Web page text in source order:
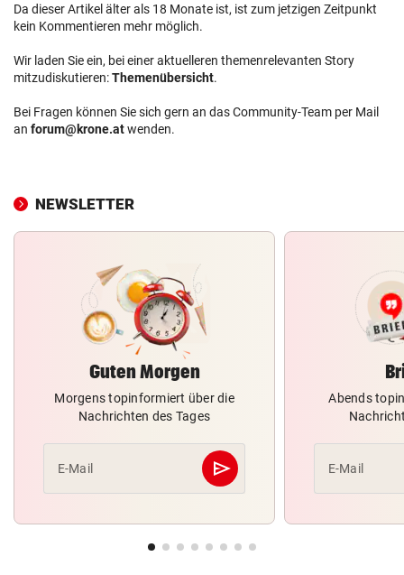
Da dieser Artikel älter als 18 Monate ist, ist zum jetzigen Zeitpunkt
kein Kommentieren mehr möglich.
Wir laden Sie ein, bei einer aktuelleren themenrelevanten Story
mitzudiskutieren:Themenübersicht.
Bei Fragen können Sie sich gern an das Community-Team per Mail
an forum@krone.atwenden.
NEWSLETTER
Guten Morgen
Morgens topinformiert über die
Nachrichten des Tages
E-Mail send
Abschicken
Abends
E-Mail